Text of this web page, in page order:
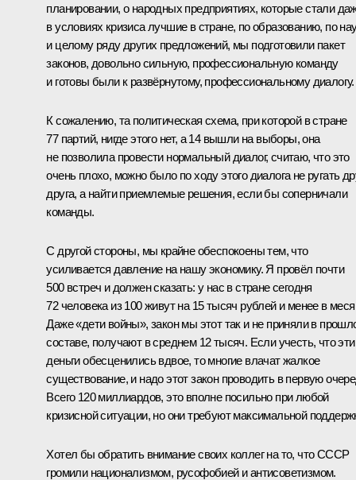
планировании, о народных предприятиях, которые стали
в условиях кризиса лучшие в стране, по образованию, по
и целому ряду других предложений, мы подготовили пакет
законов, довольно сильную, профессиональную команду
и готовы были к развёрнутому, профессиональному диалогу.
К сожалению, та политическая схема, при которой в стране
77 партий, нигде этого нет, а 14 вышли на выборы, она
не позволила провести нормальный диалог, считаю, что это
очень плохо, можно было по ходу этого диалога не ругать
друга, а найти приемлемые решения, если бы соперничали
команды.
С другой стороны, мы крайне обеспокоены тем, что
усиливается давление на нашу экономику. Я провёл почти
500 встреч и должен сказать: у нас в стране сегодня
72 человека из 100 живут на 15 тысяч рублей и менее в
Даже «дети войны», закон мы этот так и не приняли в
составе, получают в среднем 12 тысяч. Если учесть, что эти
деньги обесценились вдвое, то многие влачат жалкое
существование, и надо этот закон проводить в первую
Всего 120 миллиардов, это вполне посильно при любой
кризисной ситуации, но они требуют максимальной
Хотел бы обратить внимание своих коллег на то, что СССР
громили национализмом, русофобией и антисоветизмом.